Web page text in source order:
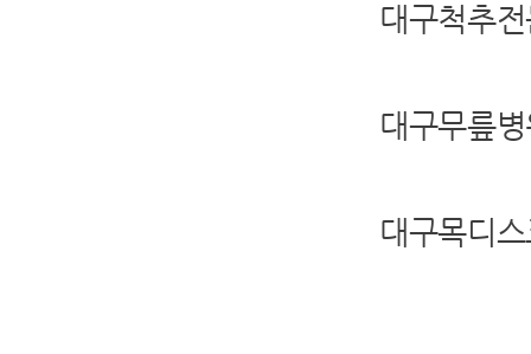
대구척추
대구무릎
대구목디